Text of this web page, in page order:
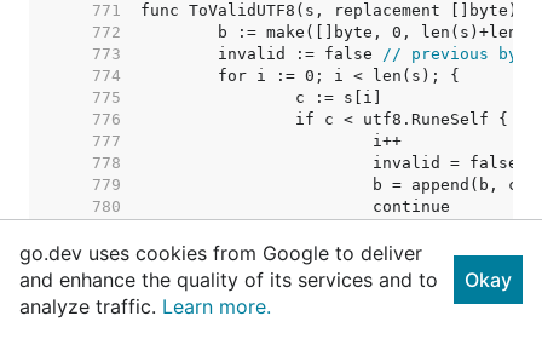
   771
   772
   773
	invalid := false
// previous byte
   774
   775
   776
   777
   778
   779
   780
   782
   783
   784
   785
go.dev uses cookies from Google to deliver
and enhance the quality of its services and to
analyze traffic. Learn more.
Okay